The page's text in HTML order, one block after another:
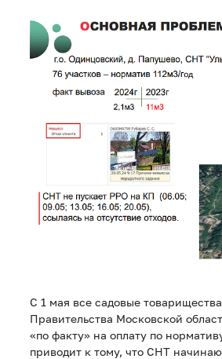
С 1 мая все садовые
Правительства Московской
«по факту» на оплату по
приводит к тому, что СНТ